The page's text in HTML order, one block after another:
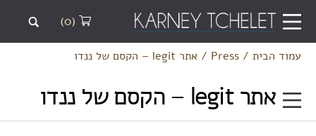
(0)
עמוד הבית/
Press
/ אתר legit – הקסם של ננדו
אתר legit – הקסם של ננדו